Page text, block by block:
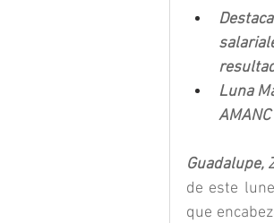
Luna
Guadalupe,
de este
que